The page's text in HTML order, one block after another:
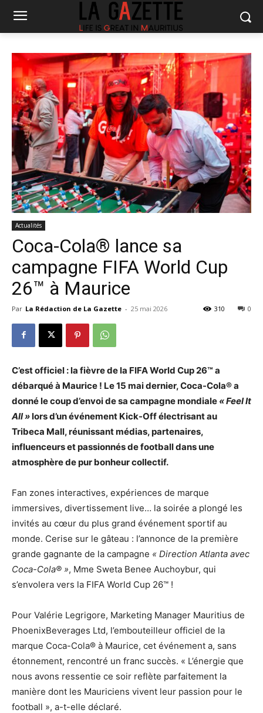
Actualités
Coca-Cola® lance sa
campagne FIFA World Cup
26™ à Maurice
Par La Rédaction de La Gazette - 25 mai 2026 0
310
C’est officiel : la fièvre de la FIFA World Cup 26™ a
débarqué à Maurice ! Le 15 mai dernier, Coca-Cola® a
donné le coup d’envoi de sa campagne mondiale « Feel It
All »lors d’un événement Kick-Off électrisant au
Tribeca Mall, réunissant médias, partenaires,
influenceurs et passionnés de football dans une
atmosphère de pur bonheur collectif.
Fan zones interactives, expériences de marque
immersives, divertissement live… la soirée a plongé les
invités au cœur du plus grand événement sportif au
monde. Cerise sur le gâteau : l’annonce de la première
grande gagnante de la campagne « Direction Atlanta avec
Coca-Cola® », Mme Sweta Benee Auchoybur, qui
s’envolera vers la FIFA World Cup 26™ !
Pour Valérie Legrigore, Marketing Manager Mauritius de
PhoenixBeverages Ltd, l’embouteilleur officiel de la
marque Coca-Cola® à Maurice, cet événement a, sans
étonnement, rencontré un franc succès. « L’énergie que
nous avons ressentie ce soir reflète parfaitement la
manière dont les Mauriciens vivent leur passion pour le
football », a-t-elle déclaré.